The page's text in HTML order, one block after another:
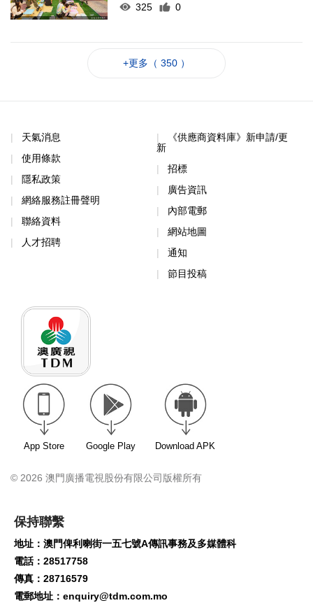
325
0
+更多（ 350 ）
天氣消息
使用條款
隱私政策
網絡服務註冊聲明
聯絡資料
人才招聘
《供應商資料庫》新申請/更
新
招標
廣告資訊
內部電郵
網站地圖
通知
節目投稿
App Store Google Play Download APK
© 2026 澳門廣播電視股份有限公司版權所有
保持聯繫
地址：澳門俾利喇街一五七號A傳訊事務及多媒體科
電話：28517758
傳真：28716579
電郵地址： enquiry@tdm.com.mo